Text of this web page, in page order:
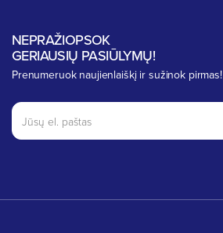
NEPRAŽIOPSOK
GERIAUSIŲ PASIŪLYMŲ!
Prenumeruok naujienlaiškį ir sužinok pirmas!